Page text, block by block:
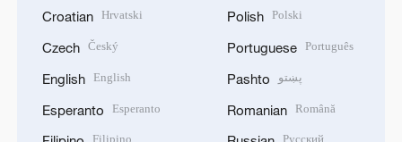
Croatian Hrvatski
Czech Český
English English
Esperanto Esperanto
Polish Polski
Portuguese Português
Pashto پښتو
Romanian Română